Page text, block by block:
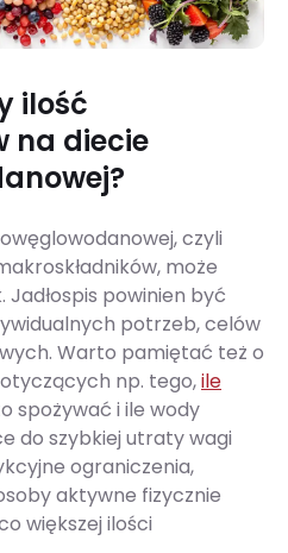
ilość
na diecie
czyli
może
powinien być
potrzeb, celów
Warto pamiętać też o
np. tego,ile
spożywać i ile wody
do szybkiej utraty wagi
ograniczenia,
aktywne fizycznie
większej ilości